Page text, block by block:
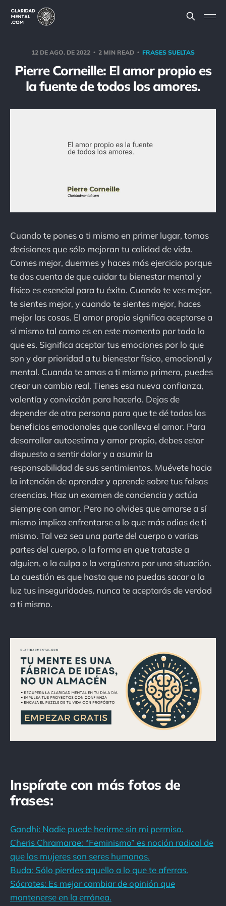
12 DE AGO. DE 2022 2 MIN READ FRASES SUELTAS
Pierre Corneille: El amor propio es
la fuente de todos los amores.
Cuando te pones a ti mismo en primer lugar, tomas
decisiones que sólo mejoran tu calidad de vida.
Comes mejor, duermes y haces más ejercicio porque
te das cuenta de que cuidar tu bienestar mental y
físico es esencial para tu éxito. Cuando te ves mejor,
te sientes mejor, y cuando te sientes mejor, haces
mejor las cosas. El amor propio significa aceptarse a
sí mismo tal como es en este momento por todo lo
que es. Significa aceptar tus emociones por lo que
son y dar prioridad a tu bienestar físico, emocional y
mental. Cuando te amas a ti mismo primero, puedes
crear un cambio real. Tienes esa nueva confianza,
valentía y convicción para hacerlo. Dejas de
depender de otra persona para que te dé todos los
beneficios emocionales que conlleva el amor. Para
desarrollar autoestima y amor propio, debes estar
dispuesto a sentir dolor y a asumir la
responsabilidad de sus sentimientos. Muévete hacia
la intención de aprender y aprende sobre tus falsas
creencias. Haz un examen de conciencia y actúa
siempre con amor. Pero no olvides que amarse a sí
mismo implica enfrentarse a lo que más odias de ti
mismo. Tal vez sea una parte del cuerpo o varias
partes del cuerpo, o la forma en que trataste a
alguien, o la culpa o la vergüenza por una situación.
La cuestión es que hasta que no puedas sacar a la
luz tus inseguridades, nunca te aceptarás de verdad
a ti mismo.
Inspírate con más fotos de
frases:
Gandhi: Nadie puede herirme sin mi permiso.
Cheris Chramarae: “Feminismo” es noción radical de
que las mujeres son seres humanos.
Buda: Sólo pierdes aquello a lo que te aferras.
Sócrates: Es mejor cambiar de opinión que
mantenerse en la errónea.